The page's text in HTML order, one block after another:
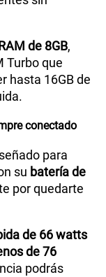
de 8GB,
Turbo que
hasta 16GB de
conectado
para
su batería de
por quedarte
de 66 watts
de 76
podrás